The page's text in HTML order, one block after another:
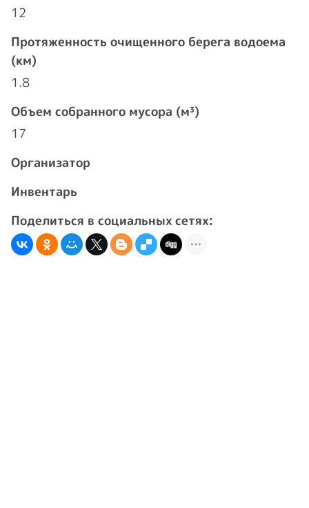
12
Протяженность очищенного берега водоема
(км)
1.8
Объем собранного мусора (м³)
17
Организатор
Инвентарь
Поделиться в социальных сетях: